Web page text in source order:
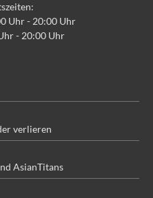
Uhr - 20:00 Uhr
- 20:00 Uhr
verlieren
AsianTitans